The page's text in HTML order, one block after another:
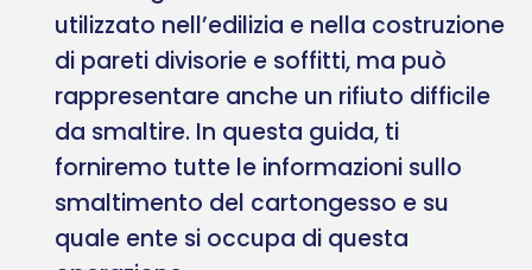
utilizzato nell’edilizia e nella costruzione
di pareti divisorie e soffitti, ma può
rappresentare anche un rifiuto difficile
da smaltire. In questa guida, ti
forniremo tutte le informazioni sullo
smaltimento del cartongesso e su
quale ente si occupa di questa